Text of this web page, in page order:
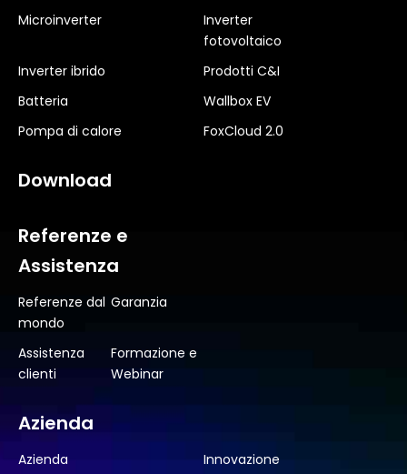
Microinverter
Inverter
fotovoltaico
Inverter ibrido
Prodotti C&I
Batteria
Wallbox EV
Pompa di calore
FoxCloud 2.0
Download
Referenze e
Assistenza
Referenze dal
mondo
Garanzia
Assistenza
clienti
Formazione e
Webinar
Azienda
Azienda Innovazione